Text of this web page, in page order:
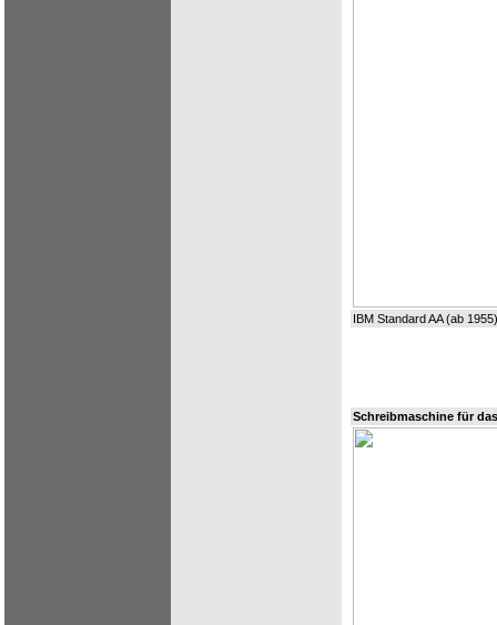
IBM Standard AA (ab 1955)
Schreibmaschine für